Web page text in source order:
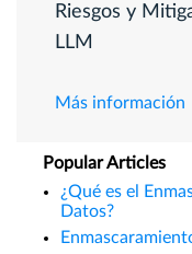
Riesgos y
LLM
Más información
Popular Articles
¿Qué es el
Datos?